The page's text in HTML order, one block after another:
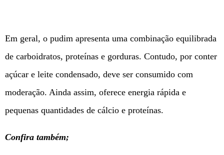
Em geral, o pudim apresenta uma combinação equilibrada
de carboidratos, proteínas e gorduras. Contudo, por conter
açúcar e leite condensado, deve ser consumido com
moderação. Ainda assim, oferece energia rápida e
pequenas quantidades de cálcio e proteínas.
Confira também;